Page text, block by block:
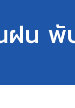
น พั